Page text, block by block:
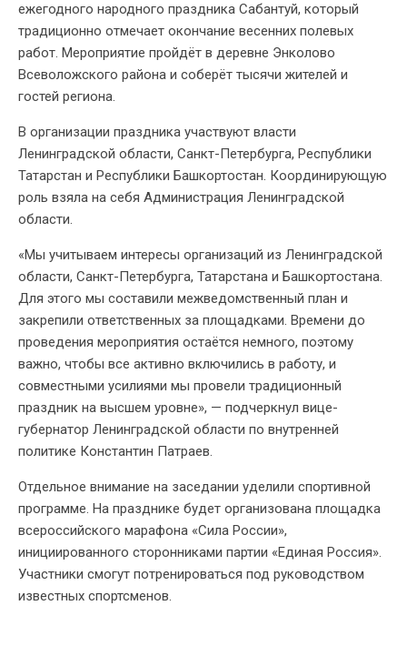
ежегодного народного праздника Сабантуй, который
традиционно отмечает окончание весенних полевых
работ. Мероприятие пройдёт в деревне Энколово
Всеволожского района и соберёт тысячи жителей и
гостей региона.
В организации праздника участвуют власти
Ленинградской области, Санкт-Петербурга, Республики
Татарстан и Республики Башкортостан. Координирующую
роль взяла на себя Администрация Ленинградской
области.
«Мы учитываем интересы организаций из Ленинградской
области, Санкт-Петербурга, Татарстана и Башкортостана.
Для этого мы составили межведомственный план и
закрепили ответственных за площадками. Времени до
проведения мероприятия остаётся немного, поэтому
важно, чтобы все активно включились в работу, и
совместными усилиями мы провели традиционный
праздник на высшем уровне», — подчеркнул вице-
губернатор Ленинградской области по внутренней
политике Константин Патраев.
Отдельное внимание на заседании уделили спортивной
программе. На празднике будет организована площадка
всероссийского марафона «Сила России»,
инициированного сторонниками партии «Единая Россия».
Участники смогут потренироваться под руководством
известных спортсменов.